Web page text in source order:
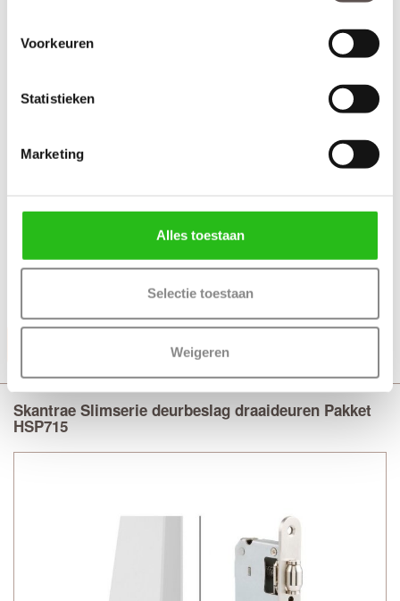
Voorkeuren
Statistieken
Marketing
Alles toestaan
Selectie toestaan
Weigeren
Productinformatie
Skantrae Slimserie deurbeslag draaideuren Pakket
HSP715